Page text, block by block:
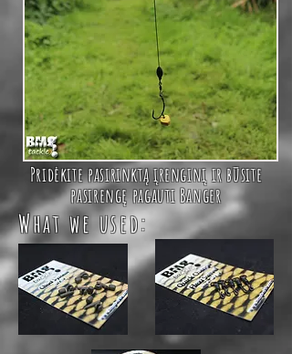
Pridėkite pasirinktą įrenginį ir būsite
pasirengę pagauti Banger
What we used: